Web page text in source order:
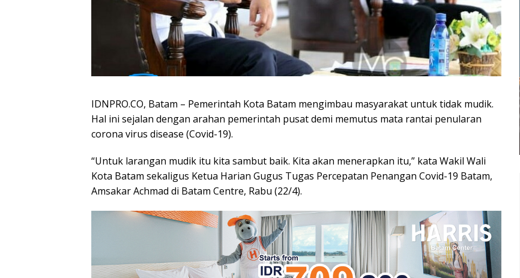
IDNPRO.CO, Batam – Pemerintah Kota Batam mengimbau masyarakat untuk tidak mudik.
Hal ini sejalan dengan arahan pemerintah pusat demi memutus mata rantai penularan
corona virus disease (Covid-19).
“Untuk larangan mudik itu kita sambut baik. Kita akan menerapkan itu,” kata Wakil Wali
Kota Batam sekaligus Ketua Harian Gugus Tugas Percepatan Penangan Covid-19 Batam,
Amsakar Achmad di Batam Centre, Rabu (22/4).